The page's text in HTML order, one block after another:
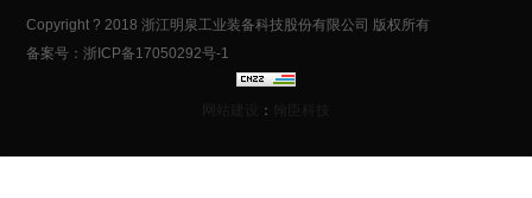
Copyright ? 2018 浙江明泉工业装备科技股份有限公司 版权所有
备案号：浙ICP备17050292号-1
：